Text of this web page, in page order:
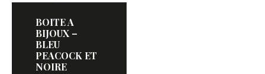
BOITE A
BIJOUX –
BLEU
PEACOCK ET
NOIRE